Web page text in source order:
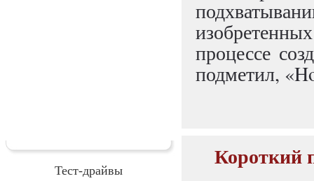
Тест-драйвы
процессе
подметил,
Короткий